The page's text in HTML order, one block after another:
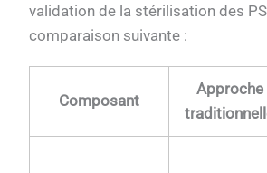
validation de la stérilisation des
comparaison suivante :
Composant
Approche